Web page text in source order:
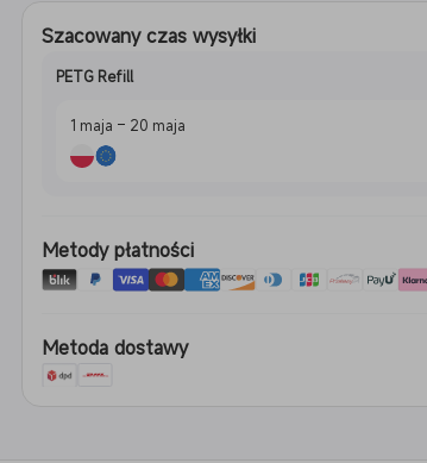
Szacowany czas wysyłki
PETG Refill
1 maja – 20 maja
Metody płatności
Metoda dostawy